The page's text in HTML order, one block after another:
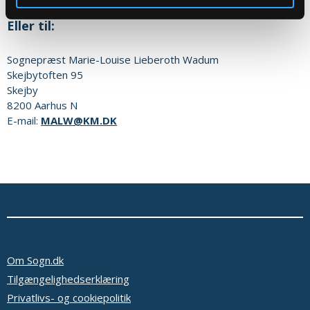
Eller til:
Sognepræst Marie-Louise Lieberoth Wadum
Skejbytoften 95
Skejby
8200 Aarhus N
E-mail: MALW@KM.DK
Om Sogn.dk
Tilgængelighedserklæring
Privatlivs- og cookiepolitik